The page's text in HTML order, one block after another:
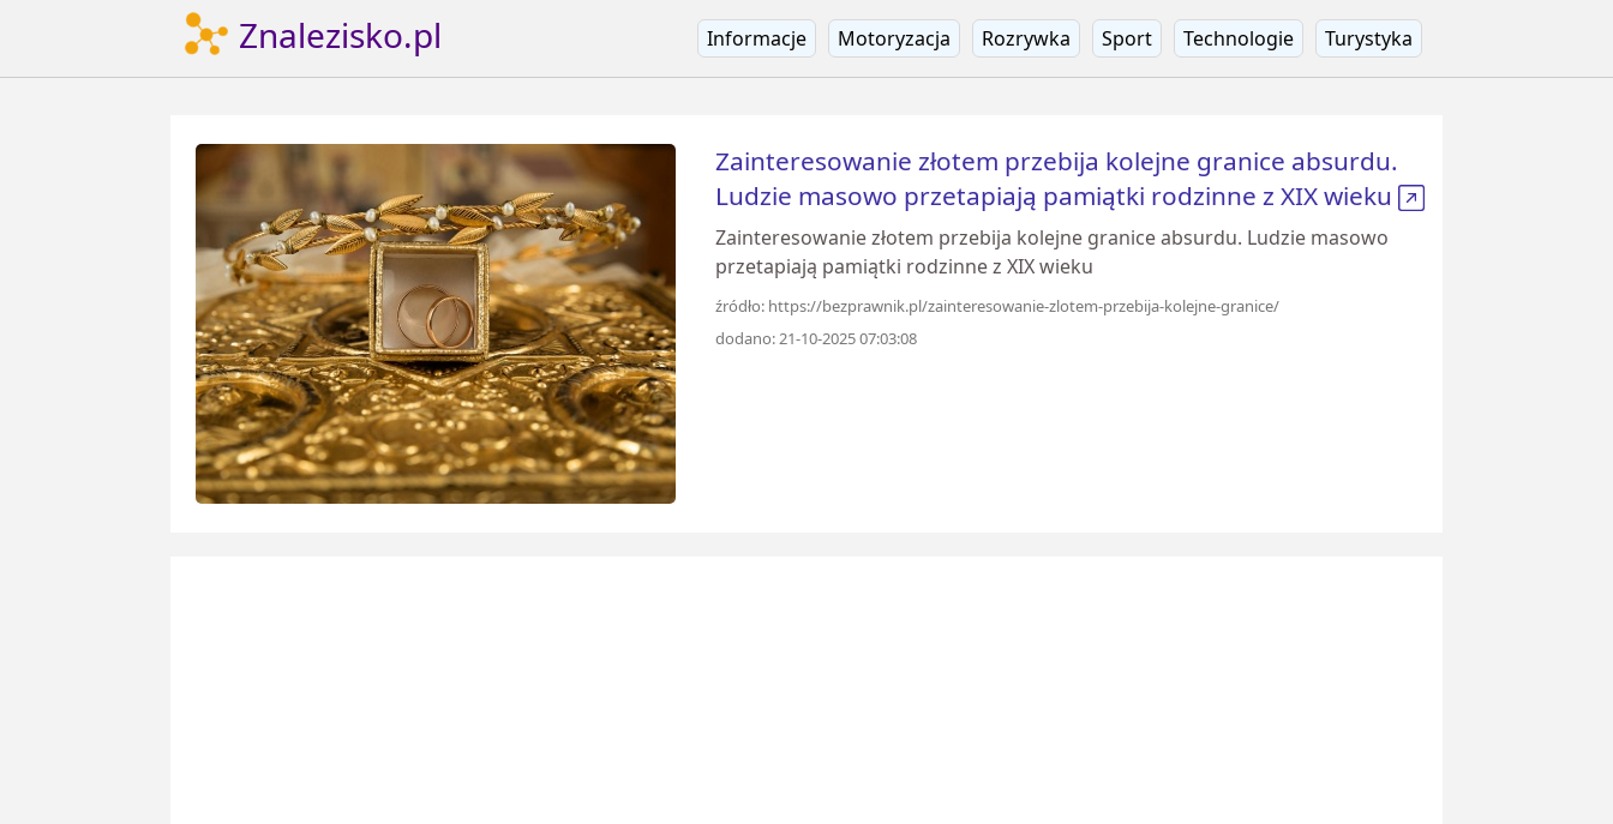
Znalezisko.pl Informacje Motoryzacja Rozrywka Sport Technologie Turystyka
Zainteresowanie złotem przebija kolejne granice absurdu.
Ludzie masowo przetapiają pamiątki rodzinne z XIX wieku
Zainteresowanie złotem przebija kolejne granice absurdu. Ludzie masowo
przetapiają pamiątki rodzinne z XIX wieku
źródło: https://bezprawnik.pl/zainteresowanie-zlotem-przebija-kolejne-granice/
dodano: 21-10-2025 07:03:08